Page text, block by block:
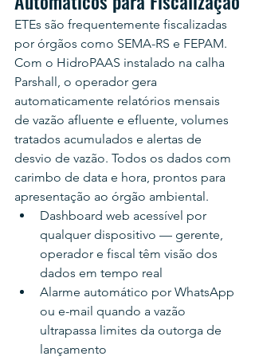
ETEs são frequentemente fiscalizadas
por órgãos como SEMA-RS e FEPAM.
Com o HidroPAAS instalado na calha
Parshall, o operador gera
automaticamente relatórios mensais
de vazão afluente e efluente, volumes
tratados acumulados e alertas de
desvio de vazão. Todos os dados com
carimbo de data e hora, prontos para
apresentação ao órgão ambiental.
Dashboard web acessível por
qualquer dispositivo — gerente,
operador e fiscal têm visão dos
dados em tempo real
Alarme automático por WhatsApp
ou e-mail quando a vazão
ultrapassa limites da outorga de
lançamento